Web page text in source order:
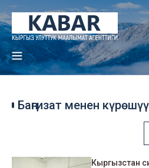
Баңгизат менен күрөшүү
Кыргызстан